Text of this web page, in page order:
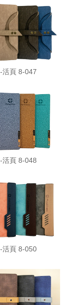
活頁 8-047
活頁 8-048
活頁 8-050